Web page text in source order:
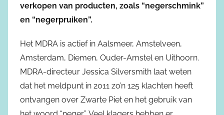
verkopen van producten, zoals “negerschmink”
en “negerpruiken”.
Het MDRA is actief in Aalsmeer, Amstelveen,
Amsterdam, Diemen, Ouder-Amstel en Uithoorn.
MDRA-directeur Jessica Silversmith laat weten
dat het meldpunt in 2011 zo’n 125 klachten heeft
ontvangen over Zwarte Piet en het gebruik van